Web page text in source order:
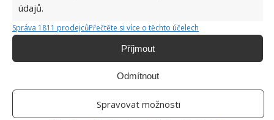
údajů.
Správa 1811 prodejcůPřečtěte si více o těchto účelech
Příjmout
Odmítnout
Spravovat možnosti
JABLKA OVOCE SKLADOVÁNÍ
Hana Musilová